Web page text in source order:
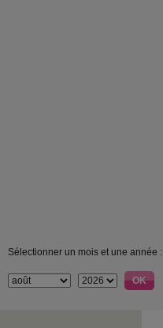
Sélectionner un mois et une année :